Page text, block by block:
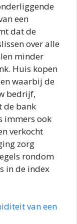
een
dat de
over alle
minder
Huis kopen
waarbij de
bedrijf,
de bank
immers ook
verkocht
zorg
rondom
in de index
van een